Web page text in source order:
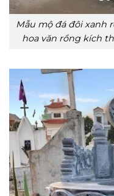
Mẫu mộ đá đôi xanh
hoa văn rồng kích